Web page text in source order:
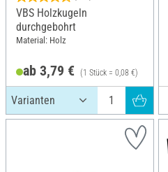
VBS Holzkugeln
durchgebohrt
Material: Holz
ab 3,79 € (1 Stück = 0,08 €)